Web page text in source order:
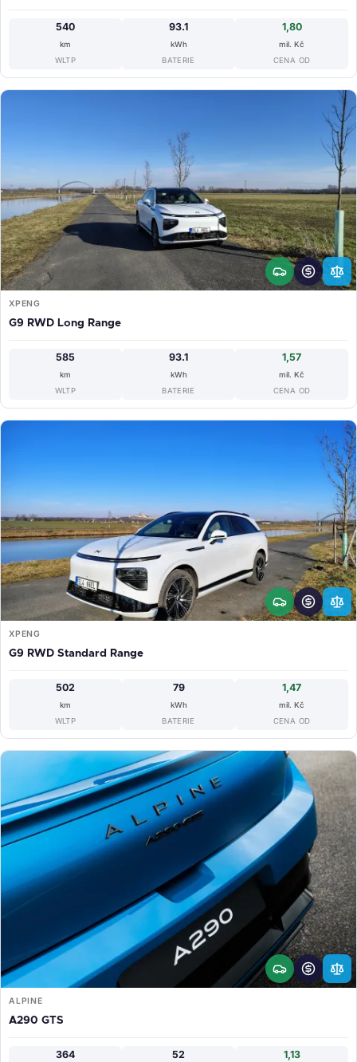
540
km
WLTP
93.1
kWh
BATERIE
1,80
mil. Kč
CENA OD
XPENG
G9 RWD Long Range
585
km
WLTP
93.1
kWh
BATERIE
1,57
mil. Kč
CENA OD
XPENG
G9 RWD Standard Range
502
km
WLTP
79
kWh
BATERIE
1,47
mil. Kč
CENA OD
ALPINE
A290 GTS
364 52 1,13